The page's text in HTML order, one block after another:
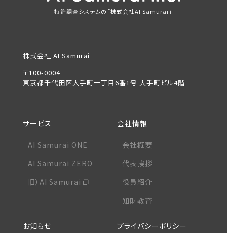
特許調査システムの「株式会社AI Samurai」
株式会社 AI Samurai
〒100-0004
東京都千代田区大手町一丁目6番1号 大手町ビル4階
サービス
AI Samurai ONE
AI Samurai ZERO
旧）AI Samurai
会社情報
会社概要
代表挨拶
役員紹介
知財教育
お知らせ プライバシーポリシー